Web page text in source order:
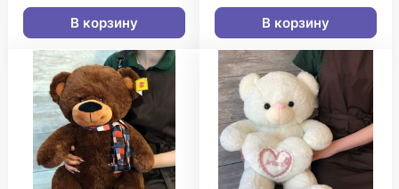
В корзину В корзину